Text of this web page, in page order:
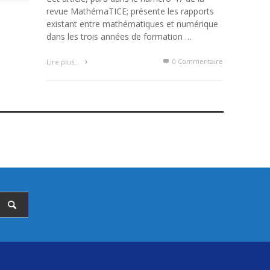
revue MathémaTICE; présente les rapports
existant entre mathématiques et numérique
dans les trois années de formation …
Lire plus… 0 Commentaire